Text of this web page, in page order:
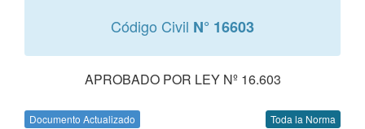
Código Civil N° 16603
APROBADO POR LEY Nº 16.603
Documento Actualizado Toda la Norma